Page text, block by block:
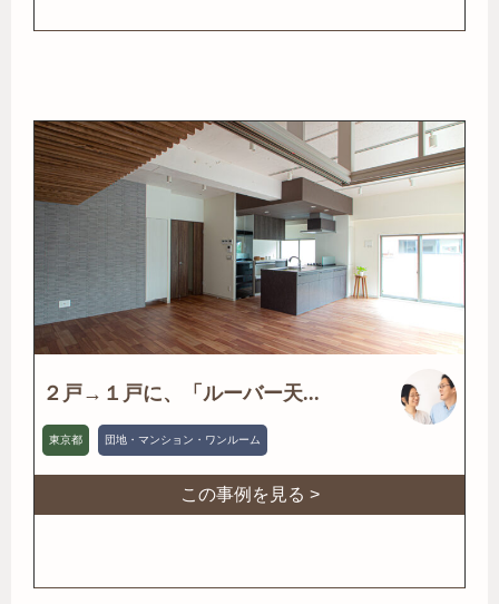
２戸→１戸に、「ルーバー天...
東京都 団地・マンション・ワンルーム
この事例を見る >